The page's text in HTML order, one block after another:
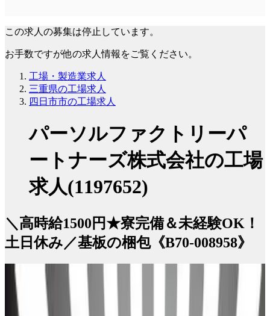
この求人の募集は停止しています。
お手数ですが他の求人情報をご覧ください。
工場・製造業求人
三重県の工場求人
四日市市の工場求人
パーソルファクトリーパ
ートナーズ株式会社の工場
求人(1197652)
＼高時給1500円★寮完備＆未経験OK！
土日休み／基板の梱包《B70-008958》